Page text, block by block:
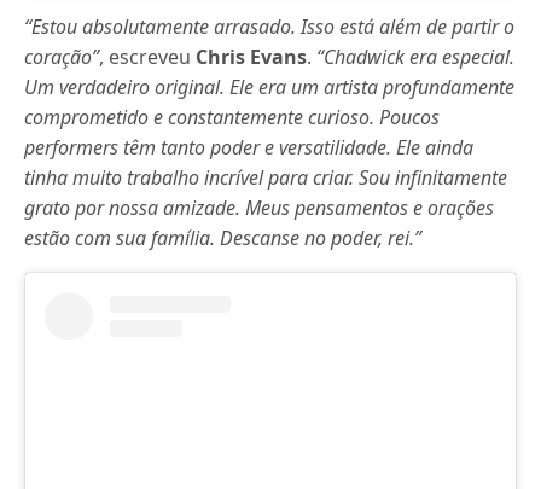
“Estou absolutamente arrasado. Isso está além de partir o
coração”, escreveu Chris Evans. “Chadwick era especial.
Um verdadeiro original. Ele era um artista profundamente
comprometido e constantemente curioso. Poucos
performers têm tanto poder e versatilidade. Ele ainda
tinha muito trabalho incrível para criar. Sou infinitamente
grato por nossa amizade. Meus pensamentos e orações
estão com sua família. Descanse no poder, rei.”